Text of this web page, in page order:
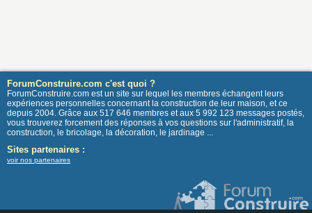
ForumConstruire.com c'est quoi ?
ForumConstruire.com est un site sur lequel les membres échangent leurs
expériences personnelles concernant la construction de leur maison, et ce
depuis 2004. Grâce aux 517 646 membres et aux 5 992 123 messages postés,
vous trouverez forcement des réponses à vos questions sur l'administratif, la
construction, le bricolage, la décoration, le jardinage ...
Sites partenaires :
voir nos partenaires